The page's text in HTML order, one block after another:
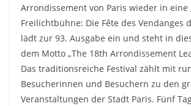
Arrondissement von Paris wieder in eine
Freilichtbühne: Die Fête des Vendanges
lädt zur 93. Ausgabe ein und steht in
dem Motto „The 18th Arrondissement
Das traditionsreiche Festival zählt mit
Besucherinnen und Besuchern zu den
Veranstaltungen der Stadt Paris. Fünf